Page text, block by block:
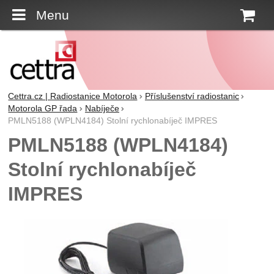
Menu
Cettra.cz | Radiostanice Motorola
Příslušenství radiostanic
Motorola GP řada
Nabíječe
PMLN5188 (WPLN4184) Stolní rychlonabíječ IMPRES
PMLN5188 (WPLN4184)
Stolní rychlonabíječ
IMPRES